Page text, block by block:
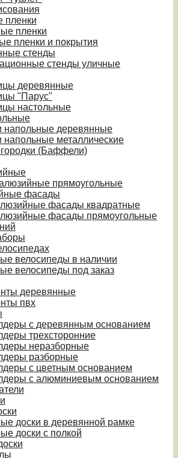
пленки
пленки
пленки и покрытия
стенды
стенды уличные
деревянные
"Парус"
настольные
напольные деревянные
напольные металлические
(Баффели)
прямоугольные
фасады
фасады квадратные
фасады прямоугольные
велосипеды в наличии
велосипеды под заказ
деревянные
пвх
с деревянным основанием
трехсторонние
неразборные
разборные
с цветным основанием
с алюминиевым основанием
доски в деревянной рамке
доски с полкой